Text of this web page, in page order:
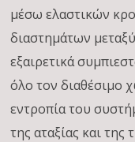
μέσω ελαστικών
διαστημάτων
εξαιρετικά
όλο τον διαθέσιμο
εντροπία του
της αταξίας και